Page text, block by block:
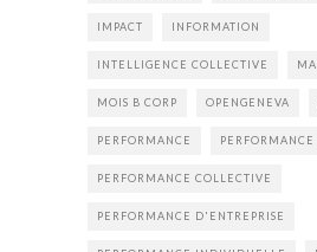
IMPACT INFORMATION
INTELLIGENCE COLLECTIVE
MOIS B CORP OPENGENEVA
PERFORMANCE
PERFORMANCE COLLECTIVE
PERFORMANCE D'ENTREPRISE